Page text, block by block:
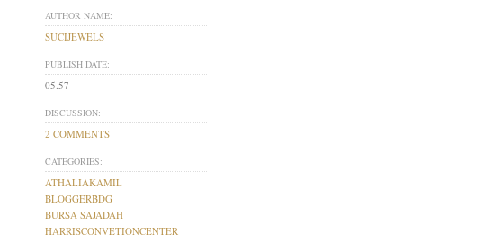
AUTHOR NAME:
SUCIJEWELS
PUBLISH DATE:
05.57
DISCUSSION:
2 COMMENTS
CATEGORIES:
ATHALIAKAMIL
BLOGGERBDG
BURSA SAJADAH
HARRISCONVETIONCENTER